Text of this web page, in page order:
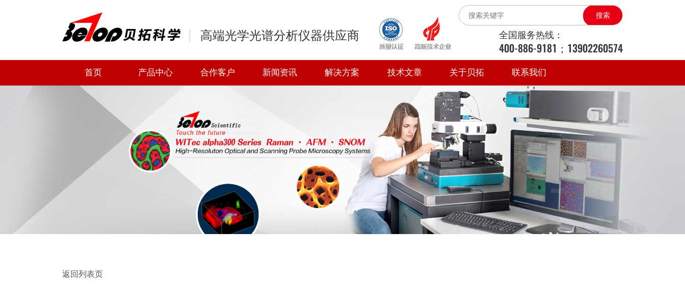
高端光学光谱分析仪器供应商
搜索
全国服务热线：
400-886-9181；13902260574
首页 产品中心 合作客户 新闻资讯 解决方案 技术文章 关于贝拓 联系我们
返回列表页